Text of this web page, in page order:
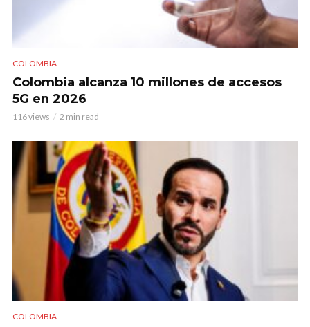
COLOMBIA
Colombia alcanza 10 millones de accesos
5G en 2026
116 views 2 min read
COLOMBIA